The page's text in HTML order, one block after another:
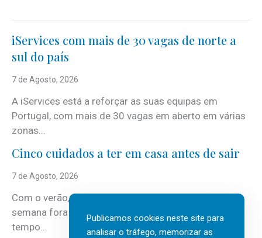
iServices com mais de 30 vagas de norte a
sul do país
7 de Agosto, 2026
A iServices está a reforçar as suas equipas em
Portugal, com mais de 30 vagas em aberto em várias
zonas...
Cinco cuidados a ter em casa antes de sair
7 de Agosto, 2026
Com o verão, chegam também as férias, os fins-de-
semana fora e os dias em que a casa fica mais
tempo...
Publicamos cookies neste site para
analisar o tráfego, memorizar as